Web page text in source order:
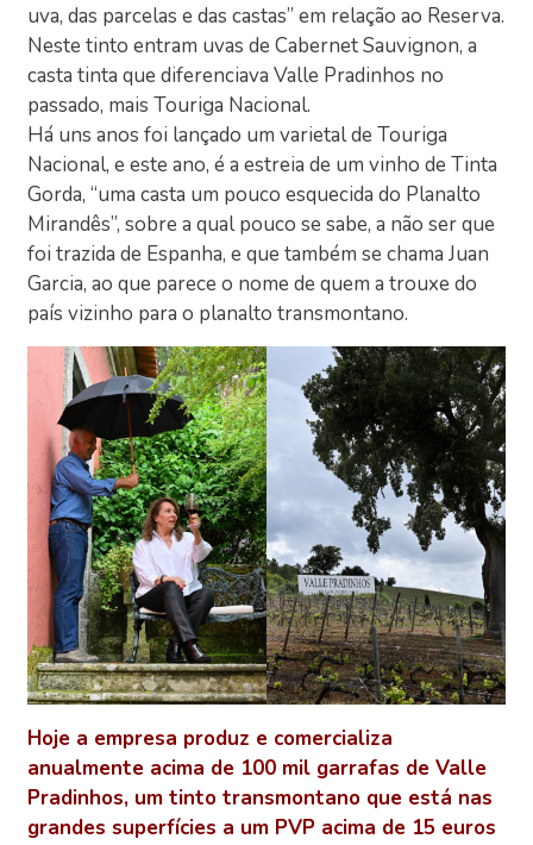
uva, das parcelas e das castas” em relação ao Reserva.
Neste tinto entram uvas de Cabernet Sauvignon, a
casta tinta que diferenciava Valle Pradinhos no
passado, mais Touriga Nacional.
Há uns anos foi lançado um varietal de Touriga
Nacional, e este ano, é a estreia de um vinho de Tinta
Gorda, “uma casta um pouco esquecida do Planalto
Mirandês”, sobre a qual pouco se sabe, a não ser que
foi trazida de Espanha, e que também se chama Juan
Garcia, ao que parece o nome de quem a trouxe do
país vizinho para o planalto transmontano.
Hoje a empresa produz e comercializa
anualmente acima de 100 mil garrafas de Valle
Pradinhos, um tinto transmontano que está nas
grandes superfícies a um PVP acima de 15 euros